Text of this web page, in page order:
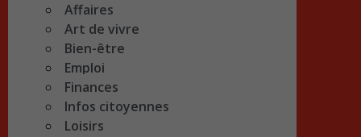
Affaires
Art de vivre
Bien-être
Emploi
Finances
Infos citoyennes
Loisirs